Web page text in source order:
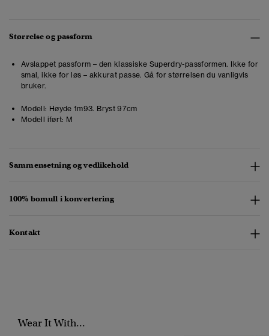
Størrelse og passform
Avslappet passform – den klassiske Superdry-passformen. Ikke for
smal, ikke for løs – akkurat passe. Gå for størrelsen du vanligvis
bruker.
Modell: Høyde 1m93. Bryst 97cm
Modell iført: M
Sammensetning og vedlikehold
100% bomull i konvertering
Kontakt
Wear It With...